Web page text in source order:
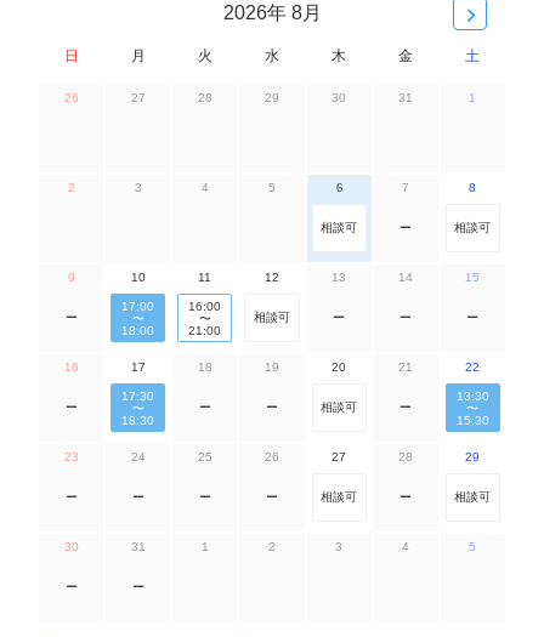
2026年 8月
日 月 火 水 木 金 土
26 27 28 29 30 31 1
2 3 4 5 6
相談可
7
ー
8
相談可
9
ー
10
17:00
〜
18:00
11
16:00
〜
21:00
12
相談可
13
ー
14
ー
15
ー
16
ー
17
17:30
〜
18:30
18
ー
19
ー
20
相談可
21
ー
22
13:30
〜
15:30
23
ー
24
ー
25
ー
26
ー
27
相談可
28
ー
29
相談可
30
ー
31
ー
1 2 3 4 5